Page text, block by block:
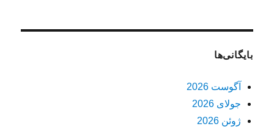
بایگانی‌ها
آگوست 2026
جولای 2026
ژوئن 2026